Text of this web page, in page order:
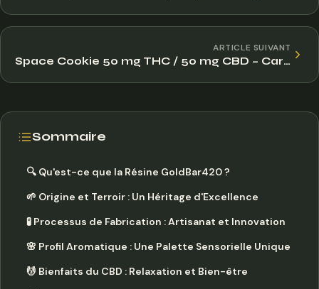
ARTICLE SUIVANT
Space Cookie 50 mg THC / 50 mg CBD – Caramel : Une expérience gourmande et équilibrée entre bien-être et détent
Sommaire
🔍 Qu'est-ce que la Résine GoldBar420 ?
🌱 Origine et Terroir : Un Héritage d'Excellence
🧪 Processus de Fabrication : Artisanat et Innovation
🌸 Profil Aromatique : Une Palette Sensorielle Unique
💆 Bienfaits du CBD : Relaxation et Bien-être